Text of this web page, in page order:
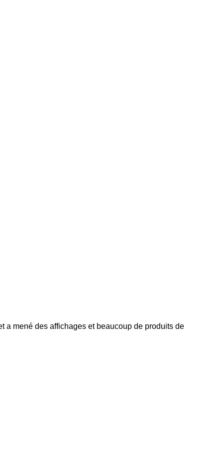
a mené des affichages et beaucoup de produits de